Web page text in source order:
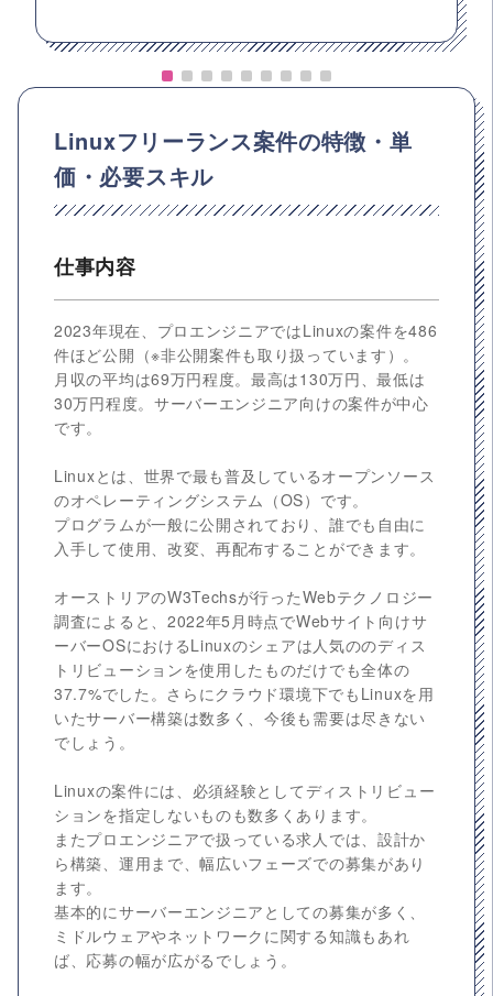
Linuxフリーランス案件の特徴・単
価・必要スキル
仕事内容
2023年現在、プロエンジニアではLinuxの案件を486
件ほど公開（※非公開案件も取り扱っています）。
月収の平均は69万円程度。最高は130万円、最低は
30万円程度。サーバーエンジニア向けの案件が中心
です。
Linuxとは、世界で最も普及しているオープンソース
のオペレーティングシステム（OS）です。
プログラムが一般に公開されており、誰でも自由に
入手して使用、改変、再配布することができます。
オーストリアのW3Techsが行ったWebテクノロジー
調査によると、2022年5月時点でWebサイト向けサ
ーバーOSにおけるLinuxのシェアは人気ののディス
トリビューションを使用したものだけでも全体の
37.7%でした。さらにクラウド環境下でもLinuxを用
いたサーバー構築は数多く、今後も需要は尽きない
でしょう。
Linuxの案件には、必須経験としてディストリビュー
ションを指定しないものも数多くあります。
またプロエンジニアで扱っている求人では、設計か
ら構築、運用まで、幅広いフェーズでの募集があり
ます。
基本的にサーバーエンジニアとしての募集が多く、
ミドルウェアやネットワークに関する知識もあれ
ば、応募の幅が広がるでしょう。